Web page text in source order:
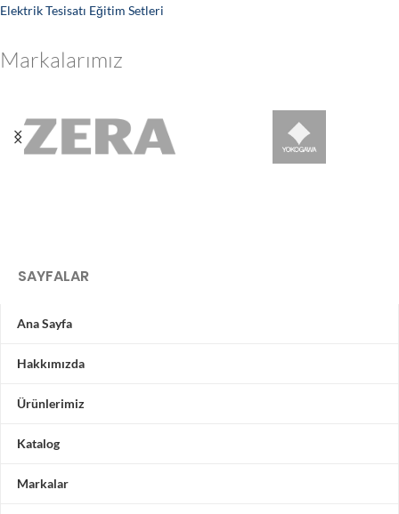
Elektrik Tesisatı Eğitim Setleri
Markalarımız
SAYFALAR
Ana Sayfa
Hakkımızda
Ürünlerimiz
Katalog
Markalar